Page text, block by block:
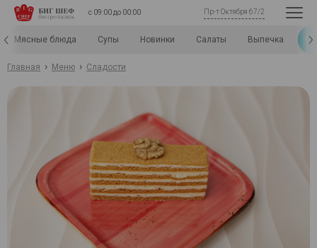
с 09:00 до 00:00 Пр-т Октября 67/2
Мясные блюда Супы Новинки Салаты Выпечка
Главная › Меню › Сладости